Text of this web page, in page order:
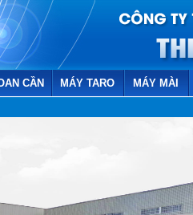
CẦN MÁY TARO MÁY MÀI